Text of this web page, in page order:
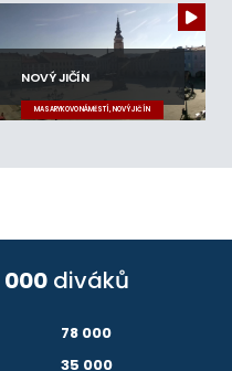
NOVÝ JIČÍN
MASARYKOVO NÁMĚSTÍ, NOVÝ JIČÍN
000 diváků
78 000
35 000